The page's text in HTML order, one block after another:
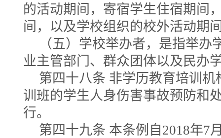
的活动期间，寄宿学生住宿期间
间，以及学校组织的校外活动期
（五）学校举办者，是指举办
业主管部门、群众团体以及民办
第四十八条 非学历教育培训
训班的学生人身伤害事故预防和
行。
第四十九条 本条例自2018年7